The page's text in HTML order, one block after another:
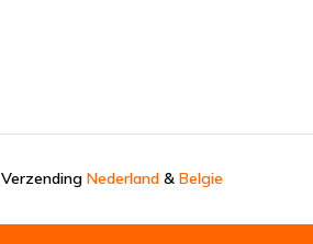
Verzending Nederland & Belgie